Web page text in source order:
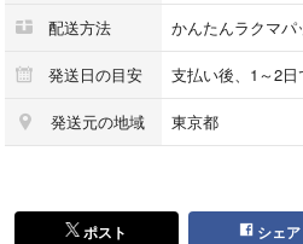
配送方法 かんたんラクマパ
発送日の目安 支払い後、1～2日
発送元の地域 東京都
ポスト シェア